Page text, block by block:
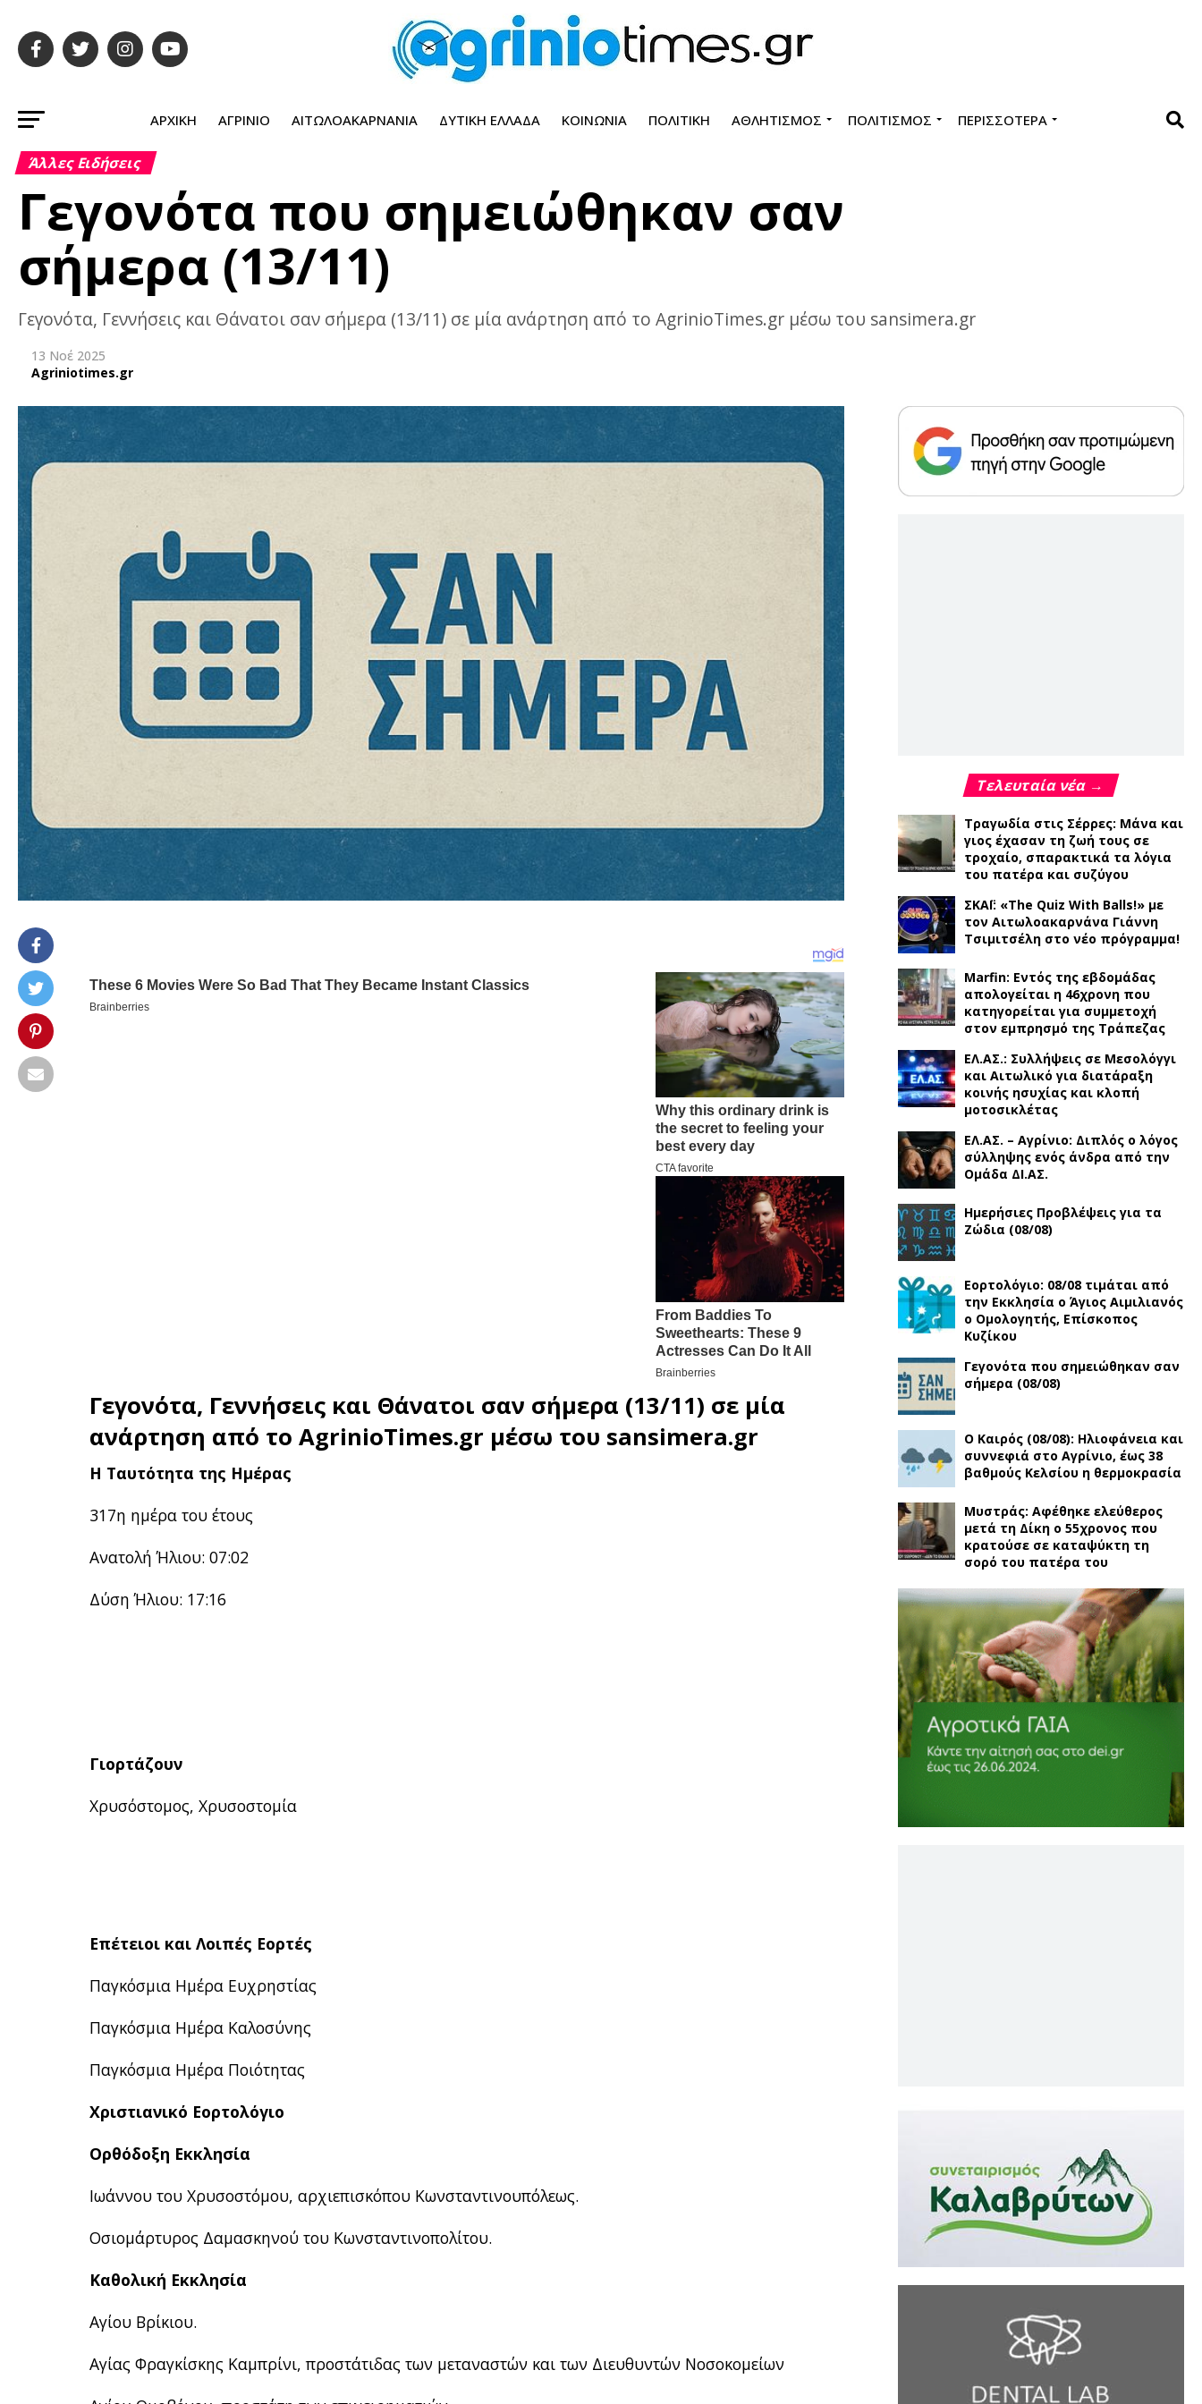
ΑΡΧΙΚΉ ΑΓΡΊΝΙΟ ΑΙΤΩΛΟΑΚΑΡΝΑΝΊΑ ΔΥΤΙΚΉ ΕΛΛΆΔΑ ΚΟΙΝΩΝΊΑ ΠΟΛΙΤΙΚΉ ΑΘΛΗΤΙΣΜΌΣ ΠΟΛΙΤΙΣΜΌΣ ΠΕΡΙΣΣΌΤΕΡΑ
Άλλες Ειδήσεις
Γεγονότα που σημειώθηκαν σαν
σήμερα (13/11)
Γεγονότα, Γεννήσεις και Θάνατοι σαν σήμερα (13/11) σε μία ανάρτηση από το AgrinioTimes.gr μέσω του sansimera.gr
13 Νοέ 2025
Agriniotimes.gr
Γεγονότα, Γεννήσεις και Θάνατοι σαν σήμερα (13/11) σε μία
ανάρτηση από τοAgrinioTimes.gr μέσω του sansimera.gr
Η Ταυτότητα της Ημέρας
317η ημέρα του έτους
Ανατολή Ήλιου: 07:02
Δύση Ήλιου: 17:16
Γιορτάζουν
Χρυσόστομος, Χρυσοστομία
Επέτειοι και Λοιπές Εορτές
Παγκόσμια Ημέρα Ευχρηστίας
Παγκόσμια Ημέρα Καλοσύνης
Παγκόσμια Ημέρα Ποιότητας
Χριστιανικό Εορτολόγιο
Ορθόδοξη Εκκλησία
Ιωάννου του Χρυσοστόμου, αρχιεπισκόπου Κωνσταντινουπόλεως.
Οσιομάρτυρος Δαμασκηνού του Κωνσταντινοπολίτου.
Καθολική Εκκλησία
Αγίου Βρίκιου.
Αγίας Φραγκίσκης Καμπρίνι, προστάτιδας των μεταναστών και των Διευθυντών Νοσοκομείων
Τελευταία νέα →
Τραγωδία στις Σέρρες: Μάνα και
γιος έχασαν τη ζωή τους σε
τροχαίο, σπαρακτικά τα λόγια
του πατέρα και συζύγου
ΣΚΑΪ: «The Quiz With Balls!» με
τον Αιτωλοακαρνάνα Γιάννη
Τσιμιτσέλη στο νέο πρόγραμμα!
Marfin: Εντός της εβδομάδας
απολογείται η 46χρονη που
κατηγορείται για συμμετοχή
στον εμπρησμό της Τράπεζας
ΕΛ.ΑΣ.: Συλλήψεις σε Μεσολόγγι
και Αιτωλικό για διατάραξη
κοινής ησυχίας και κλοπή
μοτοσικλέτας
ΕΛ.ΑΣ. – Αγρίνιο: Διπλός ο λόγος
σύλληψης ενός άνδρα από την
Ομάδα ΔΙ.ΑΣ.
Ημερήσιες Προβλέψεις για τα
Ζώδια (08/08)
Εορτολόγιο: 08/08 τιμάται από
την Εκκλησία ο Άγιος Αιμιλιανός
ο Ομολογητής, Eπίσκοπος
Κυζίκου
Γεγονότα που σημειώθηκαν σαν
σήμερα (08/08)
Ο Καιρός (08/08): Ηλιοφάνεια και
συννεφιά στο Αγρίνιο, έως 38
βαθμούς Κελσίου η θερμοκρασία
Μυστράς: Αφέθηκε ελεύθερος
μετά τη Δίκη ο 55χρονος που
κρατούσε σε καταψύκτη τη
σορό του πατέρα του